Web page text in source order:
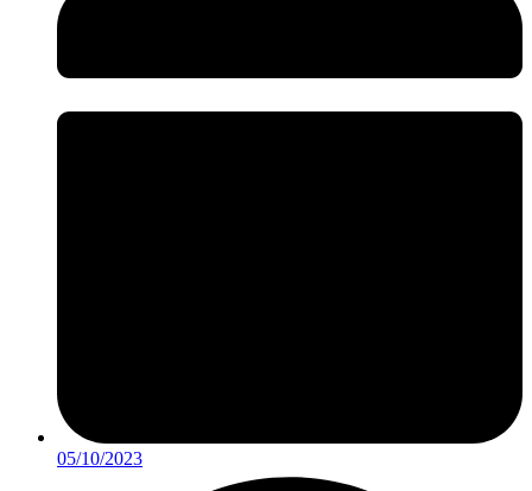
05/10/2023